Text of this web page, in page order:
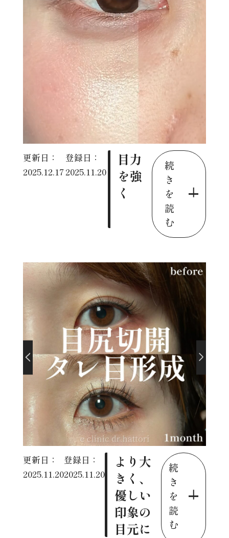
更新日：
2025.12.17
登録日：
2025.11.20
目力
を強
く
続
き
を
読
む
更新日：
2025.11.20
登録日：
2025.11.20
より大
きく、
優しい
印象の
目元に
続
き
を
読
む